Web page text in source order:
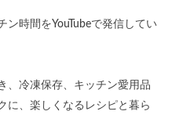
ン時間をYouTubeで発信してい
、冷凍保存、キッチン愛用品
に、楽しくなるレシピと暮ら